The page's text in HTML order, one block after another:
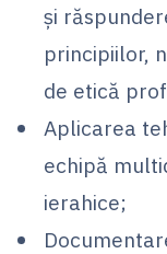
şi
principiilor,
de etică
Aplicarea
echipă
ierahice;